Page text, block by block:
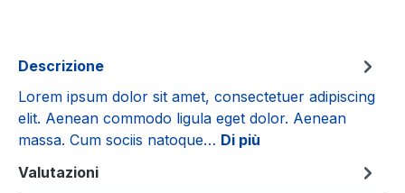
Descrizione
Lorem ipsum dolor sit amet, consectetuer adipiscing
elit. Aenean commodo ligula eget dolor. Aenean
massa. Cum sociis natoque… Di più
Valutazioni